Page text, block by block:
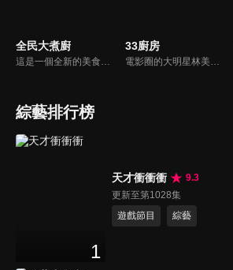
全民大煮廚
這是一個全新的美食節目，將為您煮出台灣的好滋味，豐富、美味的畫面，傳遞「煮廚」對料理的用心，獨特的介紹方式，要你吃得更有創意、吃得更有趣！現今飲食已趨健康走向為主，「全民大煮廚」要用「輕食輕煙」讓你吃出健康與活力，並帶觀眾們從食材開始，想成為達人級的吃貨，走～我們從「煮」開始！
33廚房
電影圈的大明星林美秀首度跨足綜藝接主持棒，帶領駱進漢師傅以及黃景龍師傅大展廚藝與觀眾們一起美味上菜！
綜藝排行榜
1
天才衝衝衝
9.3
更新至第1028集
遊戲節目
綜藝